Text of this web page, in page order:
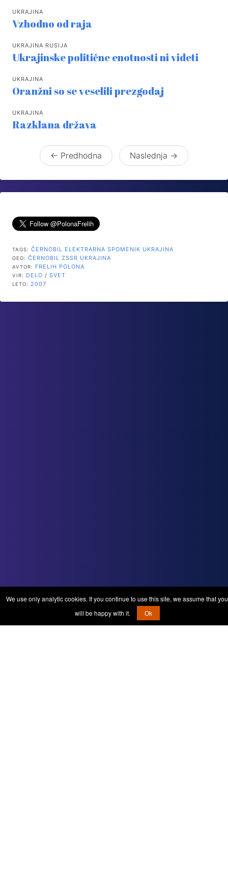
UKRAJINA
Vzhodno od raja
UKRAJINA RUSIJA
Ukrajinske politične enotnosti ni videti
UKRAJINA
Oranžni so se veselili prezgodaj
UKRAJINA
Razklana država
← Predhodna Naslednja →
TAGS: ČERNOBIL ELEKTRARNA SPOMENIK UKRAJINA
GEO: ČERNOBIL ZSSR UKRAJINA
AVTOR: FRELIH POLONA
VIR: DELO / SVET
LETO: 2007
We use only analytic cookies. If you continue to use this site, we assume that you
will be happy with it.
Ok